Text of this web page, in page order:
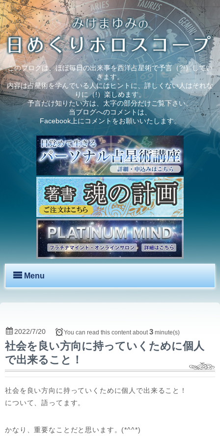
このブログは、ほぼ毎日の出来事を西洋占星術で予言（?!）してい
きます。
内容は占星術を学んでいる人にはヒントに、詳しくない人はそれな
りに（!）楽しめます。
予言だけ知りたい方は、太字の部分だけご覧下さい。
当ブログへのコメントは、
Facebook上にコメントをお願いいたします。
Menu
社会を良い方向に持っていくために個人
で出来ること！
2022/7/20 You can read this content about3 minute(s)
社会を良い方向に持っていくために個人で出来ること！
について、語ってます。
かなり、重要なことだと思います。(*^^*)